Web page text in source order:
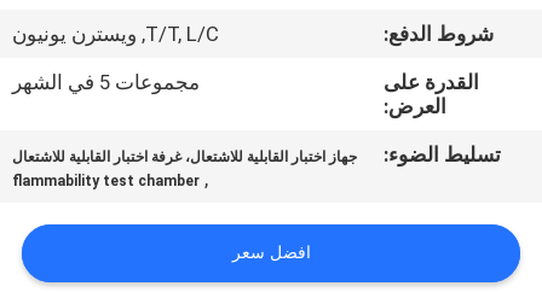
اتصل
أخبار
اطلب
اقتباس
شروط الدفع:
T/T, L/C, ويسترن يونيون
القدرة على
العرض:
مجموعات 5 في الشهر
تسليط الضوء: جهاز اختبار القابلية للاشتعال، غرفة اختبار القابلية للاشتعال
,
flammability test chamber
افضل سعر